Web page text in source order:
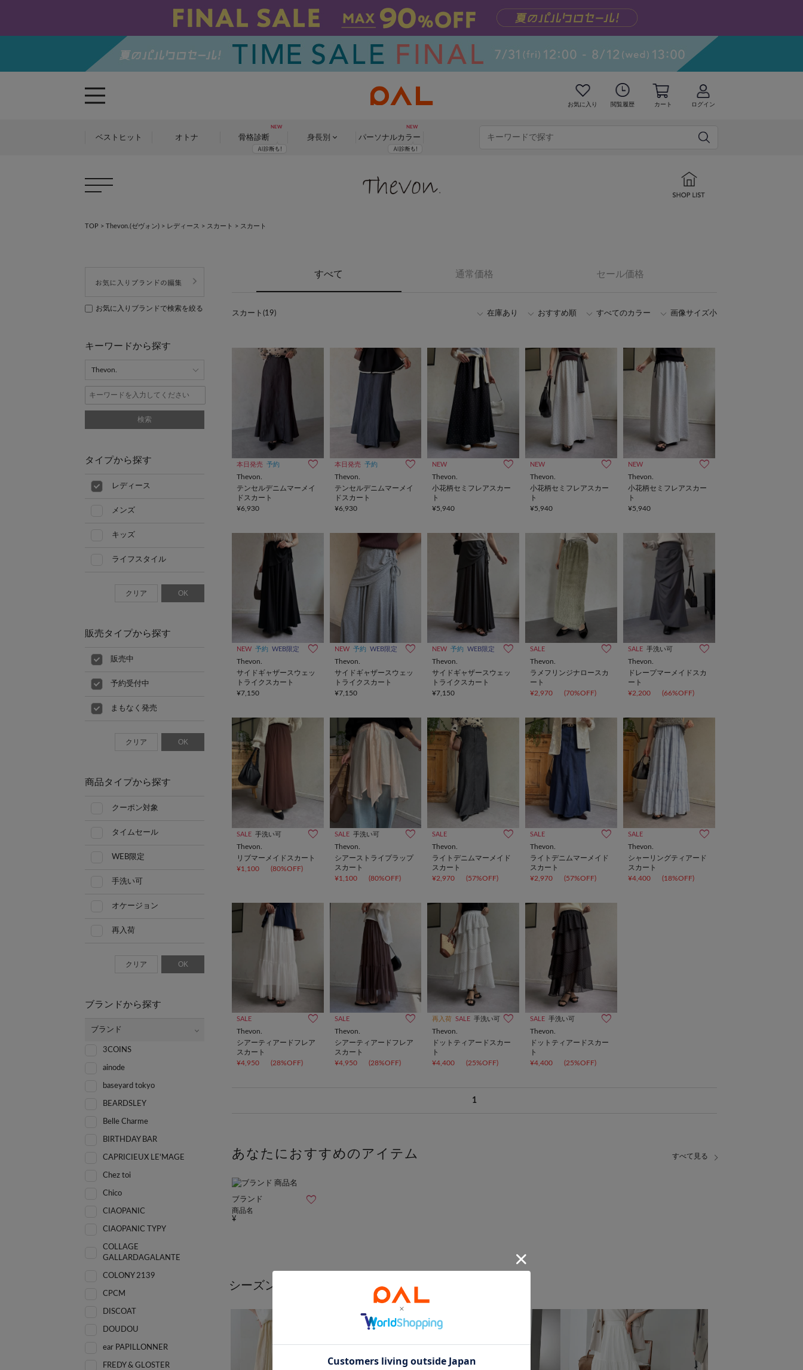
お気に入り 閲覧履歴 カート ログイン
ベストヒット オトナ 骨格診断 身長別 パーソナルカラー
TOP > Thevon.(ゼヴォン) > レディース > スカート > スカート
すべて 通常価格 セール価格
スカート(19) 在庫あり おすすめ順 すべてのカラー 画像サイズ小
本日発売 予約
Thevon.
テンセルデニムマーメイ
ドスカート
¥6,930
本日発売 予約
Thevon.
テンセルデニムマーメイ
ドスカート
¥6,930
NEW
Thevon.
小花柄セミフレアスカー
ト
¥5,940
NEW
Thevon.
小花柄セミフレアスカー
ト
¥5,940
NEW
Thevon.
小花柄セミフレアスカー
ト
¥5,940
NEW 予約 WEB限定
Thevon.
サイドギャザースウェッ
トライクスカート
¥7,150
NEW 予約 WEB限定
Thevon.
サイドギャザースウェッ
トライクスカート
¥7,150
NEW 予約 WEB限定
Thevon.
サイドギャザースウェッ
トライクスカート
¥7,150
SALE
Thevon.
ラメフリンジナロースカ
ート
¥2,970
(70%OFF)
SALE 手洗い可
Thevon.
ドレープマーメイドスカ
ート
¥2,200
(66%OFF)
SALE 手洗い可
Thevon.
リブマーメイドスカート
¥1,100
(80%OFF)
SALE 手洗い可
Thevon.
シアーストライプラップ
スカート
¥1,100
(80%OFF)
SALE
Thevon.
ライトデニムマーメイド
スカート
¥2,970
(57%OFF)
SALE
Thevon.
ライトデニムマーメイド
スカート
¥2,970
(57%OFF)
SALE
Thevon.
シャーリングティアード
スカート
¥4,400
(18%OFF)
SALE
Thevon.
シアーティアードフレア
スカート
¥4,950
(28%OFF)
SALE
Thevon.
シアーティアードフレア
スカート
¥4,950
(28%OFF)
再入荷 SALE 手洗い可
Thevon.
ドットティアードスカー
ト
¥4,400
(25%OFF)
SALE 手洗い可
Thevon.
ドットティアードスカー
ト
¥4,400
(25%OFF)
1
あなたにおすすめのアイテム
ブランド
商品名
シーズン感を楽しむスカート
お気に入りブランドで検索を絞る
キーワードから探す
検索
タイプから探す
レディース
メンズ
キッズ
ライフスタイル
クリア OK
販売タイプから探す
販売中
予約受付中
まもなく発売
クリア OK
商品タイプから探す
クーポン対象
タイムセール
WEB限定
手洗い可
オケージョン
再入荷
クリア OK
ブランドから探す
ブランド
3COINS
ainode
baseyard tokyo
BEARDSLEY
Belle Charme
BIRTHDAY BAR
CAPRICIEUX LE'MAGE
Chez toi
Chico
CIAOPANIC
CIAOPANIC TYPY
COLLAGE
GALLARDAGALANTE
COLONY 2139
CPCM
DISCOAT
DOUDOU
ear PAPILLONNER
FREDY & GLOSTER